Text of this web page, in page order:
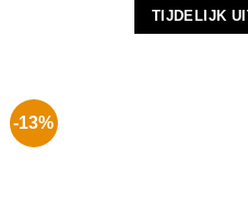
TIJDELIJK
-13%